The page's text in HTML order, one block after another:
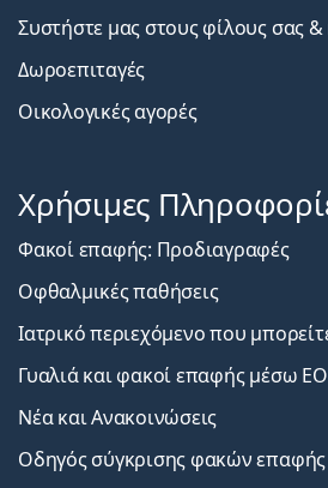
Συστήστε μας στους φίλους σας &
Δωροεπιταγές
Οικολογικές αγορές
Χρήσιμες
Φακοί επαφής: Προδιαγραφές
Οφθαλμικές παθήσεις
Ιατρικό περιεχόμενο που
Γυαλιά και φακοί επαφής μέσω
Νέα και Ανακοινώσεις
Οδηγός σύγκρισης φακών επαφής